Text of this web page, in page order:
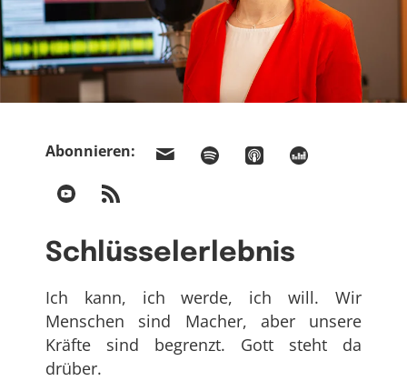
Abonnieren:
Schlüsselerlebnis
Ich kann, ich werde, ich will. Wir
Menschen sind Macher, aber unsere
Kräfte sind begrenzt. Gott steht da
drüber.